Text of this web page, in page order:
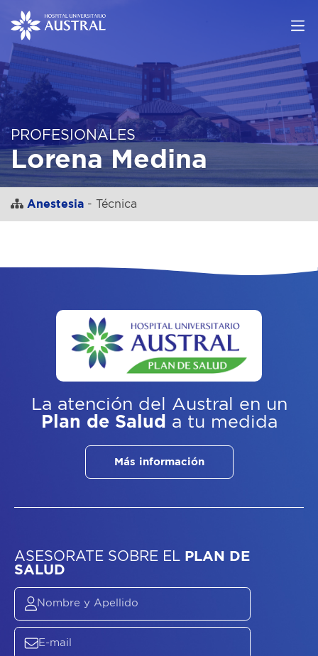
PROFESIONALES
Lorena Medina
Anestesia - Técnica
La atención del Austral
en un
Plan de Salud a tu medida
Más información
ASESORATE SOBREELPLAN DE
SALUD